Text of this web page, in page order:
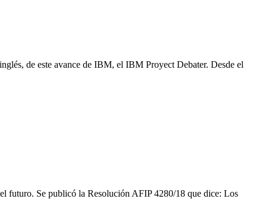
de este avance de IBM, el IBM Proyect Debater. Desde el
futuro. Se publicó la Resolución AFIP 4280/18 que dice: Los